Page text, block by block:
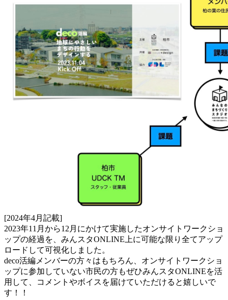
[2024年4月記載]
2023年11月から12月にかけて実施したオンサイトワークショ
ップの経過を、みんスタONLINE上に可能な限り全てアップ
ロードして可視化しました。
deco活編メンバーの方々はもちろん、オンサイトワークショ
ップに参加していない市民の方もぜひみんスタONLINEを活
用して、コメントやボイスを届けていただけると嬉しいで
す！！